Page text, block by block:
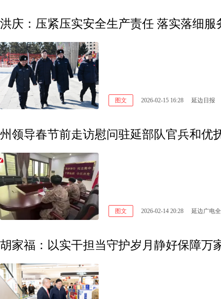
洪庆：压紧压实安全生产责任 落实落细
图文 2026-02-15 16:28 延边日报
州领导春节前走访慰问驻延部队官兵和优
图文 2026-02-14 20:28 延边广电
胡家福：以实干担当守护岁月静好保障万